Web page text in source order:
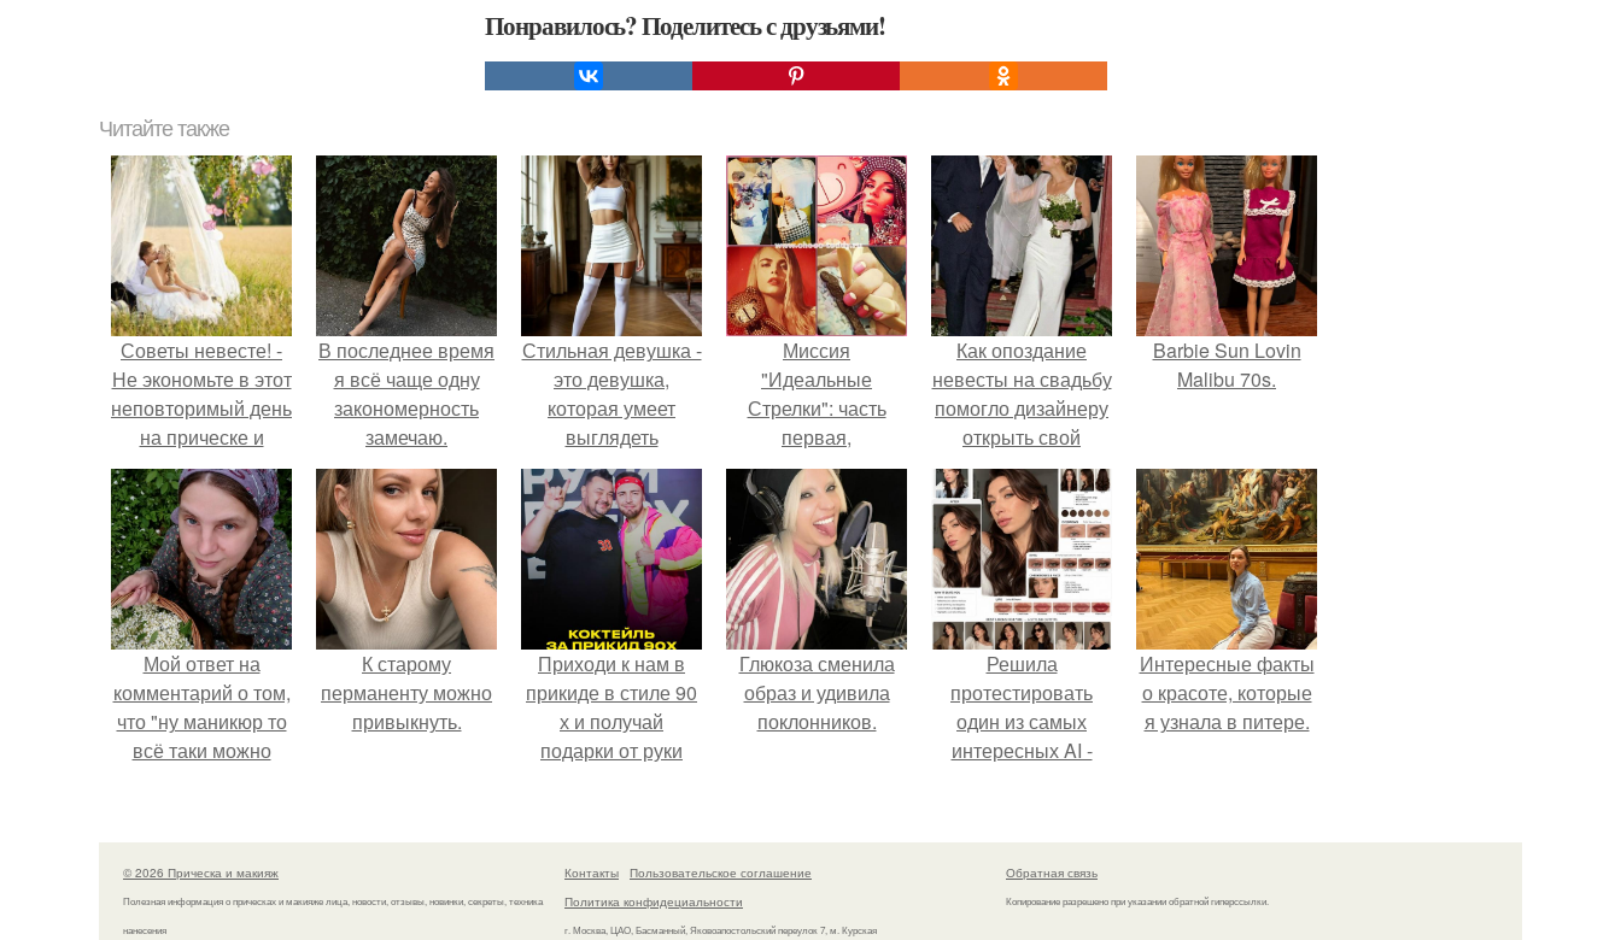
Понравилось? Поделитесь с друзьями!
Читайте также
Советы невесте! -
Не экономьте в этот
неповторимый день
на прическе и
макияже.
В последнее время
я всё чаще одну
закономерность
замечаю.
Стильная девушка -
это девушка,
которая умеет
выглядеть
привлекательно и
элегантно в любои
ситуации.
Миссия
"Идеальные
Стрелки": часть
первая,
подготовительная.
Как опоздание
невесты на свадьбу
помогло дизайнеру
открыть свой
бренд.
Barbie Sun Lovin
Malibu 70s.
Мой ответ на
комментарий о том,
что "ну маникюр то
всё таки можно
К старому
перманенту можно
привыкнуть.
Приходи к нам в
прикиде в стиле 90
х и получай
подарки от руки
Глюкоза сменила
образ и удивила
поклонников.
Решила
протестировать
один из самых
интересных AI -
Интересные факты
о красоте, которые
я узнала в питере.
© 2026 Прическа и макияж
Полезная информация о прическах и макияже лица, новости, отзывы, новинки, секреты, техника
нанесения
Контакты
Пользовательское соглашение
Политика конфидециальности
г. Москва, ЦАО, Басманный, Яковоапостольский переулок 7, м. Курская
Обратная связь
Копирование разрешено при указании обратной гиперссылки.